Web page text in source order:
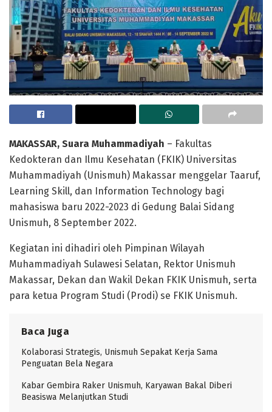
MAKASSAR, Suara Muhammadiyah – Fakultas
Kedokteran dan Ilmu Kesehatan (FKIK) Universitas
Muhammadiyah (Unismuh) Makassar menggelar Taaruf,
Learning Skill, dan Information Technology bagi
mahasiswa baru 2022-2023 di Gedung Balai Sidang
Unismuh, 8 September 2022.
Kegiatan ini dihadiri oleh Pimpinan Wilayah
Muhammadiyah Sulawesi Selatan, Rektor Unismuh
Makassar, Dekan dan Wakil Dekan FKIK Unismuh, serta
para ketua Program Studi (Prodi) se FKIK Unismuh.
Baca Juga
Kolaborasi Strategis, Unismuh Sepakat Kerja Sama
Penguatan Bela Negara
Kabar Gembira Raker Unismuh, Karyawan Bakal Diberi
Beasiswa Melanjutkan Studi